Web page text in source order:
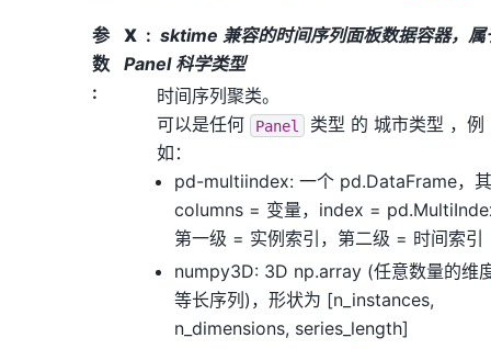
参
数
:
X
sktime 兼容的时间序列面板数据容器，属
Panel 科学类型
时间序列聚类。
可以是任何
Panel 类型 的 城市类型 ，例
如：
pd-multiindex: 一个 pd.DataFrame，
columns = 变量，index =
第一级 = 实例索引，第二级 = 时间索引
numpy3D: 3D np.array (任意数量的维
等长序列)，形状为 [n_instances,
n_dimensions, series_length]